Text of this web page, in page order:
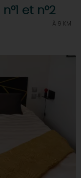
et n°2
À 9 KM